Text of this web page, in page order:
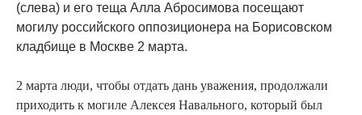
(слева) и его теща Алла Абросимова посещают
могилу российского оппозиционера на Борисовском
кладбище в Москве 2 марта.
2 марта люди, чтобы отдать дань уважения, продолжали
приходить к могиле Алексея Навального, который был